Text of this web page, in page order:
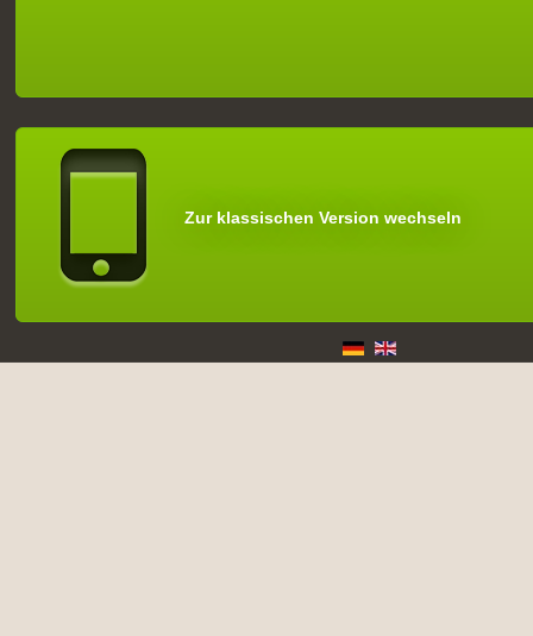
Zur klassischen Version wechseln